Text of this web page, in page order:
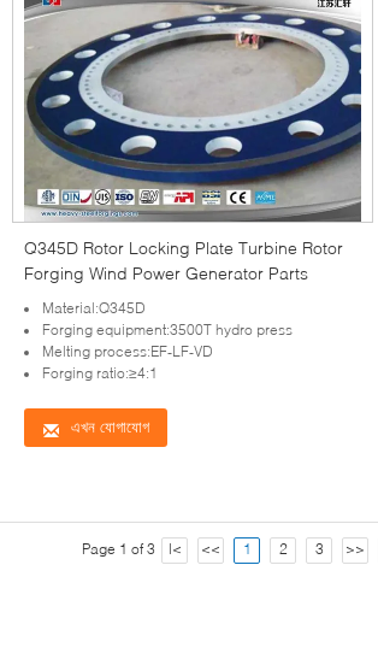
Q345D Rotor Locking Plate Turbine Rotor
Forging Wind Power Generator Parts
Material:Q345D
Forging equipment:3500T hydro press
Melting process:EF-LF-VD
Forging ratio:≥4:1
এখন যোগাযোগ
Page 1 of 3 |< << 1 2 3 >>